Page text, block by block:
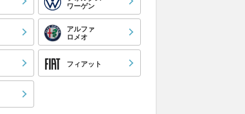
ワーゲン
アルファ
ロメオ
フィアット